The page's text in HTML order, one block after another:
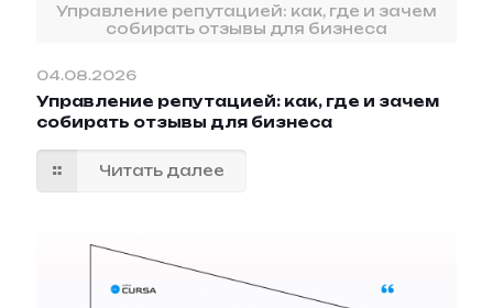
Управление репутацией: как, где и зачем
собирать отзывы для бизнеса
04.08.2026
Управление репутацией: как, где и зачем
собирать отзывы для бизнеса
Читать далее